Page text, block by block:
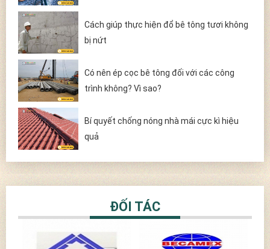
Cách giúp thực hiện đổ bê tông tươi không
bị nứt
Có nên ép cọc bê tông đối với các công
trình không? Vì sao?
Bí quyết chống nóng nhà mái cực kì hiệu
quả
ĐỐI TÁC